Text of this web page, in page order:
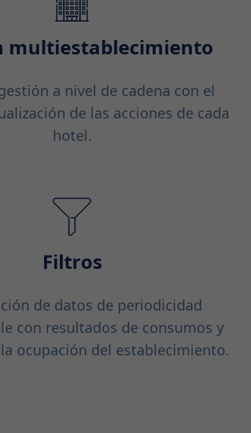
multiestablecimiento
a nivel de cadena con el
de las acciones de cada
hotel.
Filtros
de datos de periodicidad
con resultados de consumos y
ocupación del establecimiento.